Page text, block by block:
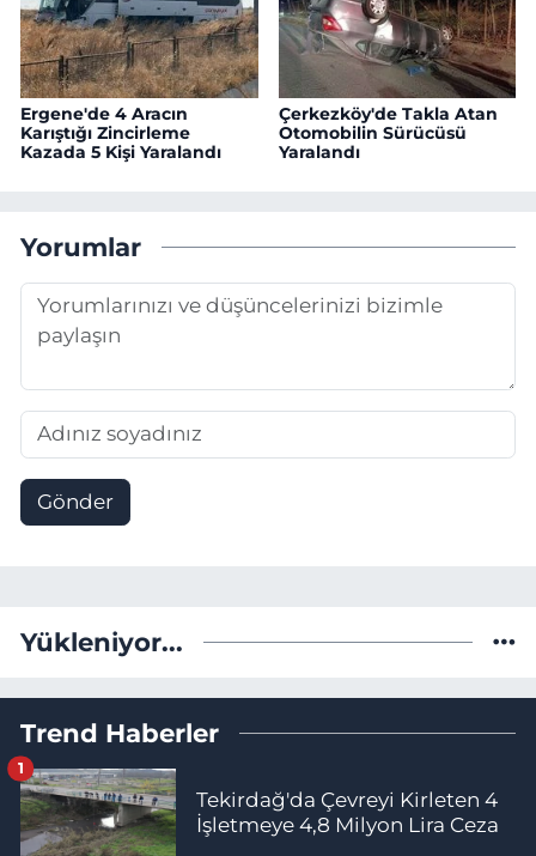
Ergene'de 4 Aracın
Karıştığı Zincirleme
Kazada 5 Kişi Yaralandı
Çerkezköy'de Takla Atan
Otomobilin Sürücüsü
Yaralandı
Yorumlar
Gönder
Yükleniyor...
Trend Haberler
Tekirdağ'da Çevreyi Kirleten 4
İşletmeye 4,8 Milyon Lira Ceza
1